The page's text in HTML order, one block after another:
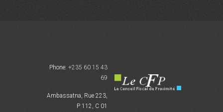
Phone: +235 60 15 43
69
Ambassatna, Rue 223,
P 112, C 01